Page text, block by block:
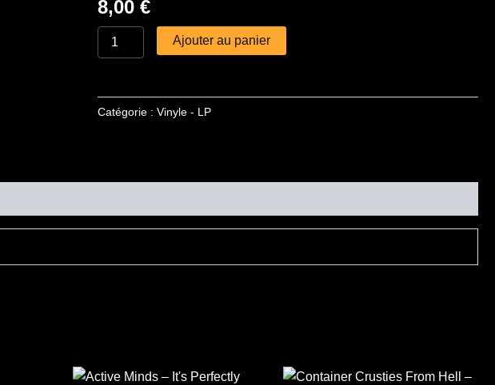
8,00€
Ajouter au panier
Catégorie :Vinyle - LP